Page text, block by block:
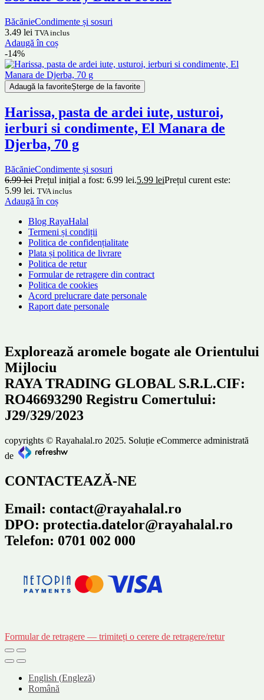
BăcănieCondimente și sosuri
3.49 lei TVA inclus
Adaugă în coș
-14%
Adaugă la favoriteȘterge de la favorite
Harissa, pasta de ardei iute, usturoi,
ierburi si condimente, El Manara de
Djerba, 70 g
BăcănieCondimente și sosuri
6.99lei Prețul inițial a fost: 6.99 lei.5.99 leiPrețul curent este:
5.99 lei. TVA inclus
Adaugă în coș
Blog RayaHalal
Termeni și condiții
Politica de confidențialitate
Plata și politica de livrare
Politica de retur
Formular de retragere din contract
Politica de cookies
Acord prelucrare date personale
Raport date personale
Explorează aromele bogate ale Orientului
Mijlociu
RAYA TRADING GLOBAL S.R.L.CIF:
RO46693290 Registru Comertului:
J29/329/2023
copyrights © Rayahalal.ro 2025. Soluție eCommerce administrată
de
CONTACTEAZĂ-NE
Email: contact@rayahalal.ro
DPO: protectia.datelor@rayahalal.ro
Telefon: 0701 002 000
Formular de retragere — trimiteți o cerere de retragere/retur
English (Engleză)
Română